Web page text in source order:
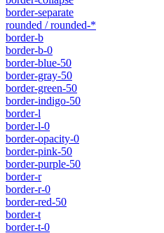
border-separate
rounded / rounded-*
border-b
border-b-0
border-blue-50
border-gray-50
border-green-50
border-indigo-50
border-l
border-l-0
border-opacity-0
border-pink-50
border-purple-50
border-r
border-r-0
border-red-50
border-t
border-t-0